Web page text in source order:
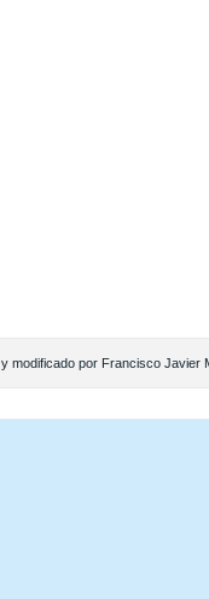
y modificado por Francisco Javier